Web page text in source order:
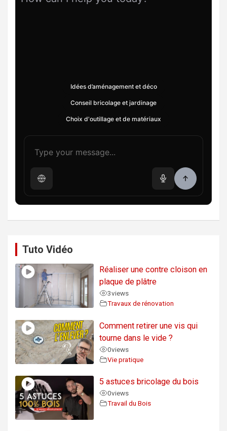
Idées d’aménagement et déco
Conseil bricolage et jardinage
Choix d'outillage et de matériaux
Tuto Vidéo
Réaliser une contre cloison en
plaque de plâtre
3views
Travaux de rénovation
Comment retirer une vis qui
tourne dans le vide ?
0views
Vie pratique
5 astuces bricolage du bois
0views
Travail du Bois